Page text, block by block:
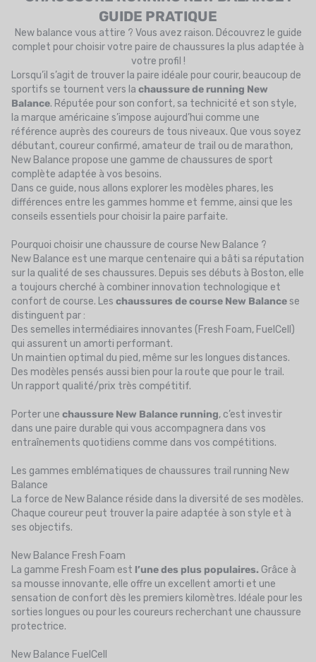
CARTE CADEAU
MON PANIER
MES FAVORIS
LE BLOG DES TONTONS
GUIDE PRATIQUE
New balance vous attire ? Vous avez raison. Découvrez le guide
complet pour choisir votre paire de chaussures la plus adaptée à
votre profil !
Lorsqu’il s’agit de trouver la paire idéale pour courir, beaucoup de
sportifs se tournent vers la chaussure de running New
Balance. Réputée pour son confort, sa technicité et son style,
la marque américaine s’impose aujourd’hui comme une
référence auprès des coureurs de tous niveaux. Que vous soyez
débutant, coureur confirmé, amateur de trail ou de marathon,
New Balance propose une gamme de chaussures de sport
complète adaptée à vos besoins.
Dans ce guide, nous allons explorer les modèles phares, les
différences entre les gammes homme et femme, ainsi que les
conseils essentiels pour choisir la paire parfaite.
Pourquoi choisir une chaussure de course New Balance ?
New Balance est une marque centenaire qui a bâti sa réputation
sur la qualité de ses chaussures. Depuis ses débuts à Boston, elle
a toujours cherché à combiner innovation technologique et
confort de course. Les chaussures de course New Balancese
distinguent par :
Des semelles intermédiaires innovantes (Fresh Foam, FuelCell)
qui assurent un amorti performant.
Un maintien optimal du pied, même sur les longues distances.
Des modèles pensés aussi bien pour la route que pour le trail.
Un rapport qualité/prix très compétitif.
Porter une chaussure New Balance running, c’est investir
dans une paire durable qui vous accompagnera dans vos
entraînements quotidiens comme dans vos compétitions.
Les gammes emblématiques de chaussures trail running New
Balance
La force de New Balance réside dans la diversité de ses modèles.
Chaque coureur peut trouver la paire adaptée à son style et à
ses objectifs.
New Balance Fresh Foam
La gamme Fresh Foam est l’une des plus populaires. Grâce à
sa mousse innovante, elle offre un excellent amorti et une
sensation de confort dès les premiers kilomètres. Idéale pour les
sorties longues ou pour les coureurs recherchant une chaussure
protectrice.
New Balance FuelCell